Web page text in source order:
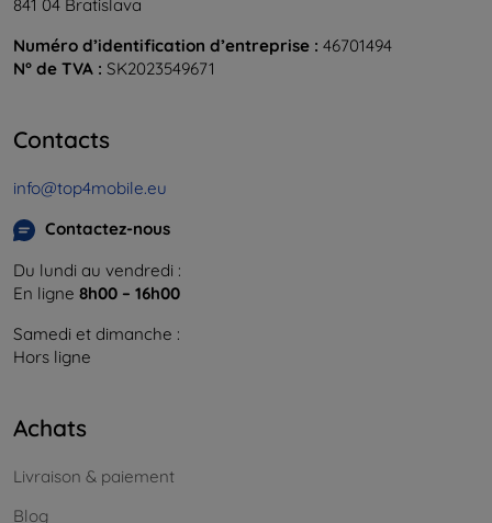
841 04 Bratislava
Numéro d’identification d’entreprise : 46701494
N° de TVA : SK2023549671
Contacts
info@top4mobile.eu
Contactez-nous
Du lundi au vendredi :
En ligne 8h00 – 16h00
Samedi et dimanche :
Hors ligne
Achats
Livraison & paiement
Blog